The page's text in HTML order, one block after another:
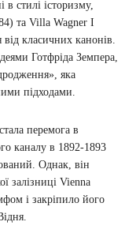
в стилі історизму,
та Villa Wagner I
класичних канонів.
Готфріда Земпера,
яка
підходами.
перемога в
каналу в 1892-1893
Однак, він
залізниці Vienna
і закріпило його